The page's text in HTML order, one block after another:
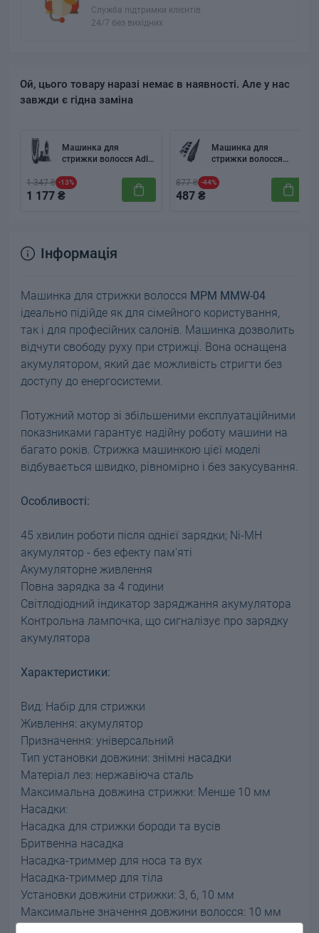
Служба підтримки клієнтів
24/7 без вихідних
Ой, цього товару наразі немає в наявності. Але у нас
завжди є гідна заміна
Машинка для
стрижки волосся Adler
1 347 ₴ -13%
1 177 ₴
Машинка для
стрижки волосся
4
877 ₴ -44%
487 ₴
Інформація
Машинка для стрижки волосся MPM MMW-04
ідеально підійде як для сімейного користування,
так і для професійних салонів. Машинка дозволить
відчути свободу руху при стрижці. Вона оснащена
акумулятором, який дає можливість стригти без
доступу до енергосистеми.
Потужний мотор зі збільшеними експлуатаційними
показниками гарантує надійну роботу машини на
багато років. Стрижка машинкою цієї моделі
відбувається швидко, рівномірно і без закусування.
Особливості:
45 хвилин роботи після однієї зарядки; Ni-MH
акумулятор - без ефекту пам'яті
Акумуляторне живлення
Повна зарядка за 4 години
Світлодіодний індикатор заряджання акумулятора
Контрольна лампочка, що сигналізує про зарядку
акумулятора
Характеристики:
Вид: Набір для стрижки
Живлення: акумулятор
Призначення: універсальний
Тип установки довжини: знімні насадки
Матеріал лез: нержавіюча сталь
Максимальна довжина стрижки: Менше 10 мм
Насадки:
Насадка для стрижки бороди та вусів
Бритвенна насадка
Насадка-триммер для носа та вух
Насадка-триммер для тіла
Установки довжини стрижки: 3, 6, 10 мм
Максимальне значення довжини волосся: 10 мм